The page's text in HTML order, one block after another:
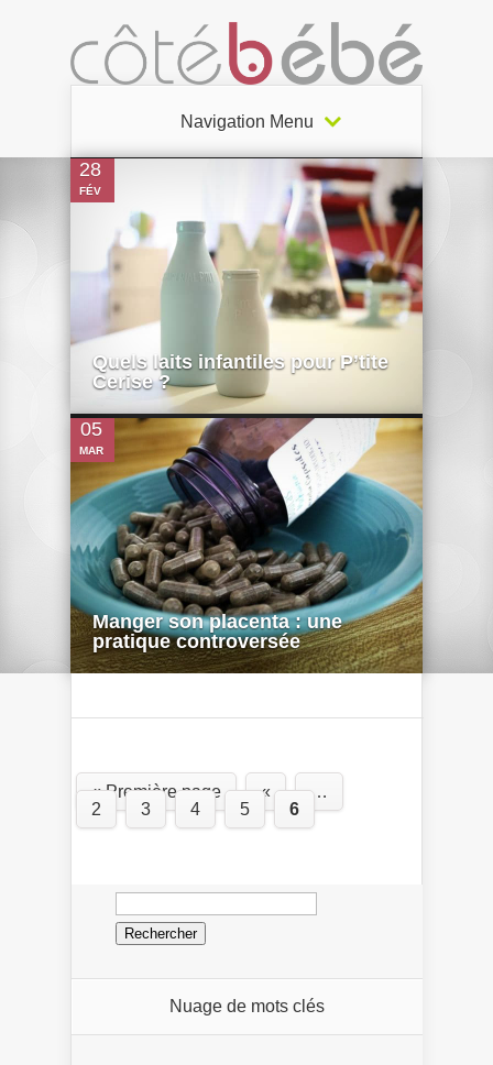
Navigation Menu
28
FÉV
Quels laits infantiles pour P’tite
Cerise ?
05
MAR
0
Manger son placenta : une
pratique controversée
« Première page «
…
2
3 4 5 6
Rechercher :
Nuage de mots clés